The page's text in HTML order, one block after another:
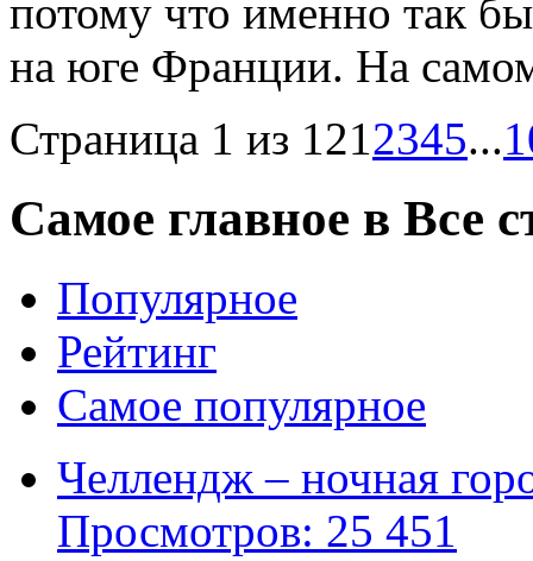
потому что именно так
на юге Франции. На
Страница 1 из 1212345...
Самое главное в Все
Популярное
Рейтинг
Самое популярное
Челлендж – ночная
Просмотров: 25 451